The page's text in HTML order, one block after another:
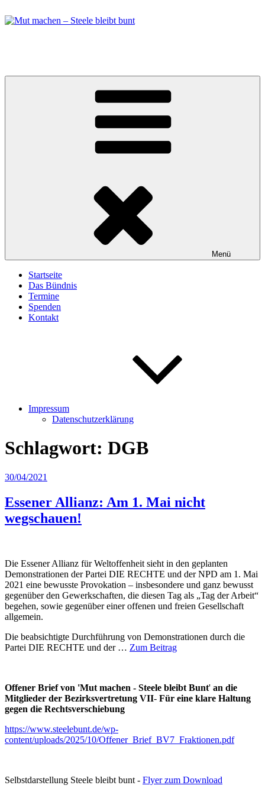
Inhalt
Menü
Startseite
Das Bündnis
Termine
Spenden
Kontakt
Impressum
Datenschutzerklärung
Schlagwort: DGB
Veröffentlicht
30/04/2021
Essener Allianz: Am 1. Mai nicht
wegschauen!
Die Essener Allianz für Weltoffenheit sieht in den geplanten
Demonstrationen der Partei DIE RECHTE und der NPD am 1. Mai
2021 eine bewusste Provokation – insbesondere und ganz bewusst
gegenüber den Gewerkschaften, die diesen Tag als „Tag der Arbeit“
begehen, sowie gegenüber einer offenen und freien Gesellschaft
allgemein.
Die beabsichtigte Durchführung von Demonstrationen durch die
Partei DIE RECHTE und der … Zum Beitrag
Offener Brief von 'Mut machen - Steele bleibt Bunt' an die
Mitglieder der Bezirksvertretung VII- Für eine klare Haltung
gegen die Rechtsverschiebung
https://www.steelebunt.de/wp-
content/uploads/2025/10/Offener_Brief_BV7_Fraktionen.pdf
Selbstdarstellung Steele bleibt bunt - Flyer zum Download